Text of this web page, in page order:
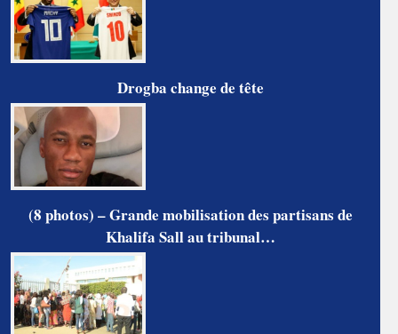
Drogba change de tête
(8 photos) – Grande mobilisation des partisans de
Khalifa Sall au tribunal…